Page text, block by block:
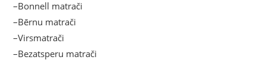
–Bonnell matrači
–Bērnu matrači
–Virsmatrači
–Bezatsperu matrači